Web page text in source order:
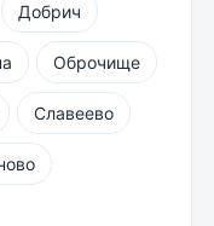
Добрич
Оброчище
Славеево